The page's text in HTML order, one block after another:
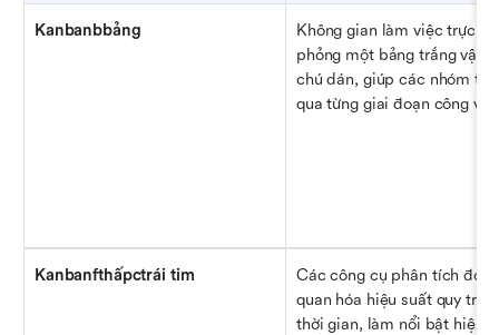
Kanbanbbảng
Không gian làm việc trực
phỏng một bảng trắng vật
chú dán, giúp các nhóm
qua từng giai đoạn công
Kanbanfthấpctrái tim
Các công cụ phân tích đo
quan hóa hiệu suất quy
thời gian, làm nổi bật hiệu